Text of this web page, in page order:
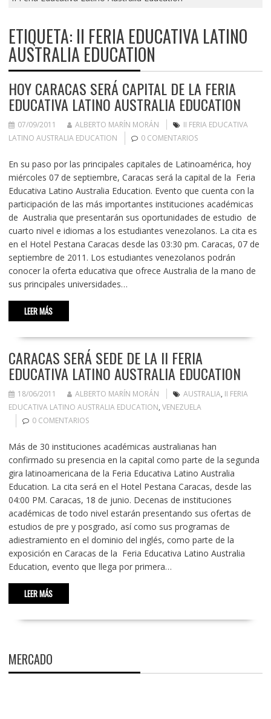
ETIQUETA: II FERIA EDUCATIVA LATINO
AUSTRALIA EDUCATION
HOY CARACAS SERÁ CAPITAL DE LA FERIA
EDUCATIVA LATINO AUSTRALIA EDUCATION
07/09/2011 ALBERTO MARÍN MORÁN
II FERIA EDUCATIVA
LATINO AUSTRALIA EDUCATION
0 COMENTARIOS
En su paso por las principales capitales de Latinoamérica, hoy
miércoles 07 de septiembre, Caracas será la capital de la Feria
Educativa Latino Australia Education. Evento que cuenta con la
participación de las más importantes instituciones académicas
de Australia que presentarán sus oportunidades de estudio de
cuarto nivel e idiomas a los estudiantes venezolanos. La cita es
en el Hotel Pestana Caracas desde las 03:30 pm. Caracas, 07 de
septiembre de 2011. Los estudiantes venezolanos podrán
conocer la oferta educativa que ofrece Australia de la mano de
sus principales universidades…
LEER MÁS
CARACAS SERÁ SEDE DE LA II FERIA
EDUCATIVA LATINO AUSTRALIA EDUCATION
18/06/2011 ALBERTO MARÍN MORÁN AUSTRALIA, II FERIA
EDUCATIVA LATINO AUSTRALIA EDUCATION, VENEZUELA
0 COMENTARIOS
Más de 30 instituciones académicas australianas han
confirmado su presencia en la capital como parte de la segunda
gira latinoamericana de la Feria Educativa Latino Australia
Education. La cita será en el Hotel Pestana Caracas, desde las
04:00 PM. Caracas, 18 de junio. Decenas de instituciones
académicas de todo nivel estarán presentando sus ofertas de
estudios de pre y posgrado, así como sus programas de
adiestramiento en el dominio del inglés, como parte de la
exposición en Caracas de la Feria Educativa Latino Australia
Education, evento que llega por primera…
LEER MÁS
MERCADO